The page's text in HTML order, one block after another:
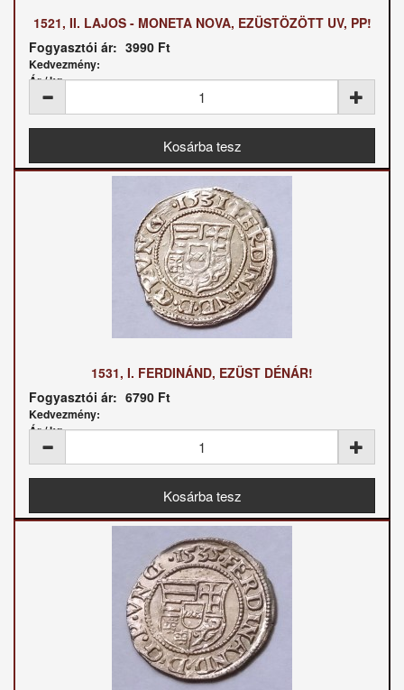
1521, II. LAJOS - MONETA NOVA, EZÜSTÖZÖTT UV, PP!
Fogyasztói ár: 3990 Ft
Kedvezmény:
Ár / kg:
1531, I. FERDINÁND, EZÜST DÉNÁR!
Fogyasztói ár: 6790 Ft
Kedvezmény:
Ár / kg: